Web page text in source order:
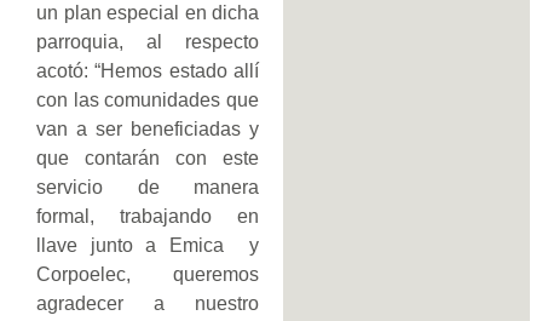
un plan especial en dicha
parroquia, al respecto
acotó: “Hemos estado allí
con las comunidades que
van a ser beneficiadas y
que contarán con este
servicio de manera
formal, trabajando en
llave junto a Emica y
Corpoelec, queremos
agradecer a nuestro